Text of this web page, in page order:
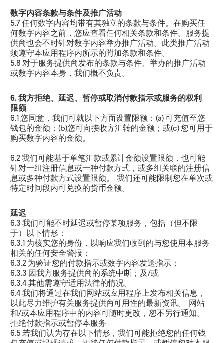
数字内容条款与条件及推广活动
5.7 任何数字内容均带有其独立的条款与条件。在购买任
何数字内容之前，您应查看任何相关条款和条件。服务提
供商也会不时针对数字内容举办推广活动。此类推广活动
须遵守本应用程序内所示的附加条款和条件。
5.8 对于服务提供商发布的条款与条件、举办的推广活动
或数字内容本身，我们概不负责。‍
6. 我方拒绝、延迟、暂停或取消付款指示或服务的权利
限额
6.1 您同意，我们可就以下方面设置限额：(a) 可充值至您
钱包的金额；(b)您可向接收方汇转的金额；或(c) 您可用于
购买数字内容的金额。
6.2 我们可能基于单笔汇款或累计金额设置限额，也可能
针对一组注册信息或一种付款方式，或多组关联的注册信
息或多种付款方式设置限额。 我们还可能限制您在单次或
特定时间段内可兑换的货币金额。
延迟
6.3 我们可能不时延迟或暂停某项服务，包括（但不限
于）以下情形：
6.3.1 为核实您的身份，以响应我们收到的与您使用本服务
相关的任何安全警报；
6.3.2 为验证您的付款指示或数字内容发送指示；
6.3.3 因我方服务提供商的系统中断；及/或
6.3.4 其他需遵守适用法律的情况。
6.4 我们将通过在我们网站或应用程序上发布相关信息，
以此尽力维护有关服务提供商可用性的最新资讯。 网站
和/或本应用程序中的内容可随时更改，恕不另行通知。
拒绝付款指示或暂停本服务
6.5 若我们认为存在以下情形，我们可能拒绝您的任何钱